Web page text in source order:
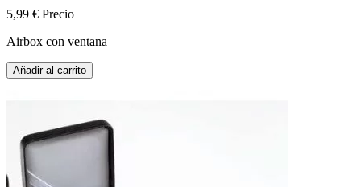
5,99 € Precio
Airbox con ventana
Añadir al carrito